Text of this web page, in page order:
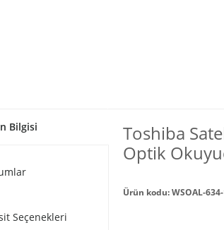
Bilgisi
Seçenekleri
Toshiba
Optik
Ürün kodu: WSOAL-